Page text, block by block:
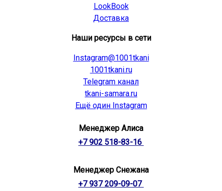
LookBook
Доставка
Наши ресурсы в сети
Instagram@1001tkani
1001tkani.ru
Telegram канал
tkani-samara.ru
Ещё один Instagram
Менеджер Алиса
+7 902 518-83-16
Менеджер Снежана
+7 937 209-09-07